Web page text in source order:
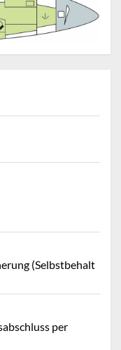
(Selbstbehalt
per